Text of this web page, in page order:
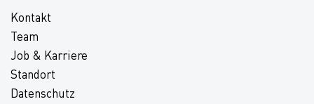
Kontakt
Team
Job & Karriere
Standort
Datenschutz